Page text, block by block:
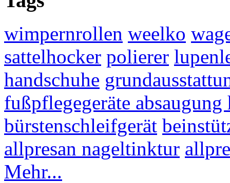
wimpernrollen weelko
sattelhocker polierer
handschuhe
fußpflegegeräte absaugung
bürstenschleifgerät
allpresan nageltinktur
Mehr...